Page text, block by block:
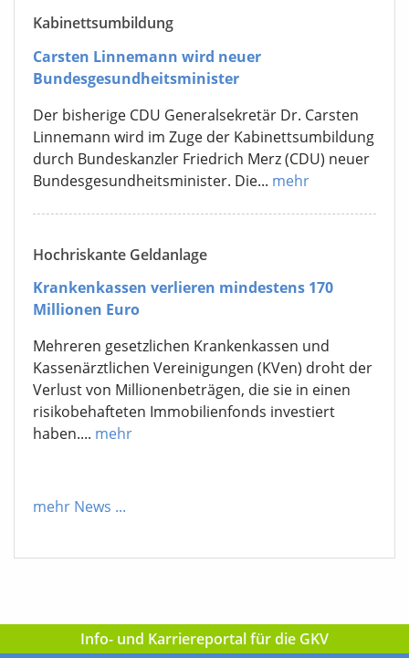
Kabinettsumbildung
Carsten Linnemann wird neuer
Bundesgesundheitsminister
Der bisherige CDU Generalsekretär Dr. Carsten
Linnemann wird im Zuge der Kabinettsumbildung
durch Bundeskanzler Friedrich Merz (CDU) neuer
Bundesgesundheitsminister. Die... mehr
Hochriskante Geldanlage
Krankenkassen verlieren mindestens 170
Millionen Euro
Mehreren gesetzlichen Krankenkassen und
Kassenärztlichen Vereinigungen (KVen) droht der
Verlust von Millionenbeträgen, die sie in einen
risikobehafteten Immobilienfonds investiert
haben.... mehr
mehr News ...
Info- und Karriereportal für die GKV